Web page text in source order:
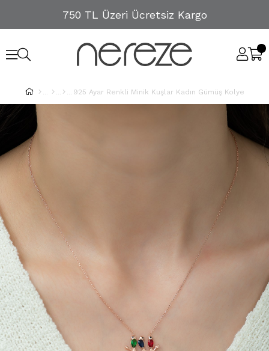
750 TL Üzeri Ücretsiz Kargo
925 Ayar Renkli Minik Kuşlar Kadın Gümüş Kolye